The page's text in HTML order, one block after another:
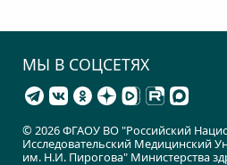
МЫ В СОЦСЕТЯХ
© 2026 ФГАОУ ВО "Российский
Исследовательский Медицинский
им. Н.И. Пирогова" Министерства